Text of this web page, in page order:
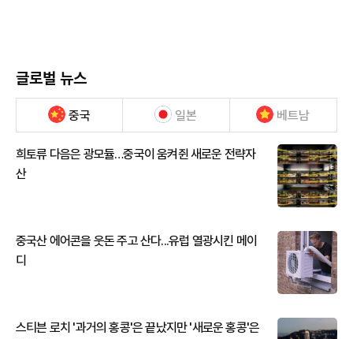
글로벌 뉴스
중국 일본 베트남
희토류 다음은 광모듈…중국이 움켜쥔 새로운 전략자
산
중국산 에어콘을 웃돈 주고 산다...유럽 열광시킨 메이
디
스티븐 로치 '과거의 홍콩'은 끝났지만 '새로운 홍콩'은